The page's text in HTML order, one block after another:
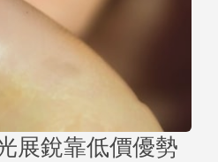
展銳靠低價優勢